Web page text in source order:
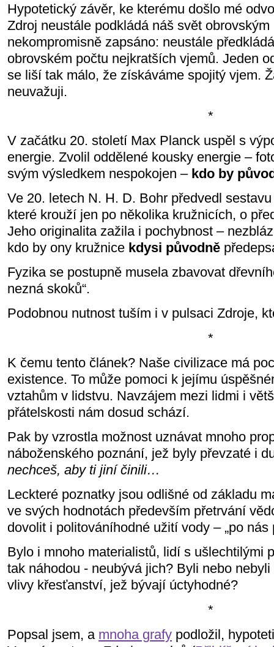
Hypotetický závěr, ke kterému došlo mé
Zdroj neustále podkládá náš svět
nekompromisně zapsáno: neustále
obrovském počtu nejkratších vjemů. Jeden
se liší tak málo, že získáváme spojitý vjem.
neuvažuji.
*
V začátku 20. století Max Planck uspěl s
energie. Zvolil oddělené kousky energie –
svým výsledkem nespokojen – kdo by
Ve 20. letech N. H. D. Bohr předvedl
které krouží jen po několika kružnicích, o
Jeho originalita zažila i pochybnost –
kdo by ony kružnice kdysi původně
Fyzika se postupně musela zbavovat
nezná skoků“.
Podobnou nutnost tuším i v pulsaci Zdroje,
*
K čemu tento článek? Naše civilizace má
existence. To může pomoci k jejímu
vztahům v lidstvu. Navzájem mezi lidmi i
přátelskosti nám dosud schází.
Pak by vzrostla možnost uznávat mnoho
náboženského poznání, jež byly převzaté i
nechceš, aby ti jiní činili…
Leckteré poznatky jsou odlišné od základu
ve svých hodnotách především přetrvání
dovolit i politováníhodné užití vody – „po nás
Bylo i mnoho materialistů, lidí s ušlechtilými
tak náhodou - neubývá jich? Byli nebo
vlivy křesťanství, jež bývají úctyhodné?
*
Popsal jsem, a mnoha grafy podložil,